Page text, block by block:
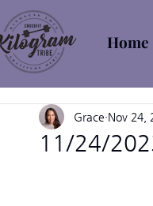
Home
11/24/
Grace Nov 24,